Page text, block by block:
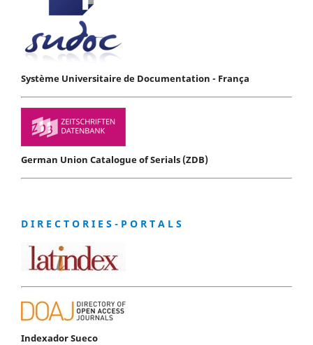
Système Universitaire de Documentation - França
German Union Catalogue of Serials (ZDB)
D I R E C T O R I E S - P O R T A L S
Indexador Sueco